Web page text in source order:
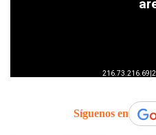
Síguenos en